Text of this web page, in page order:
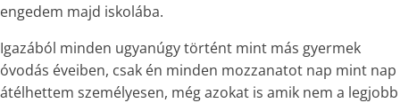
engedem majd iskolába.
Igazából minden ugyanúgy történt mint más gyermek
óvodás éveiben, csak én minden mozzanatot nap mint nap
átélhettem személyesen, még azokat is amik nem a legjobb